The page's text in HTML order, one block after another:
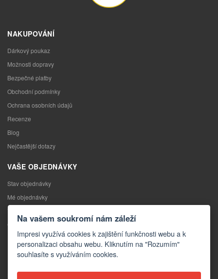
NAKUPOVÁNÍ
Dárkový poukaz
Možnosti dopravy
Bezpečné platby
Obchodní podmínky
Ochrana osobních údajů
Recenze
Blog
Nejčastější dotazy
VAŠE OBJEDNÁVKY
Stav objednávky
Mé objednávky
Výměna zboží
Odstoupení od kupní smlouvy
Reklamace
KONTAKTY
Kontakty
Na vašem soukromí nám záleží
Impresi využívá cookies k zajištění funkčnosti webu a k
personalizaci obsahu webu. Kliknutím na "Rozumím"
souhlasíte s využíváním cookies.